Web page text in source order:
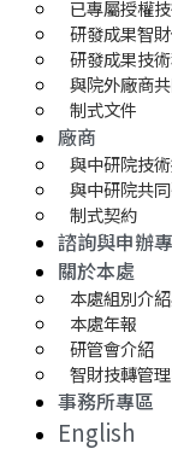
已專屬授權
研發成果智
研發成果技
與院外廠商
制式文件
廠商
與中研院技
與中研院共
制式契約
諮詢與申辦
關於本處
本處組別介
本處年報
研管會介紹
智財技轉管
事務所專區
English